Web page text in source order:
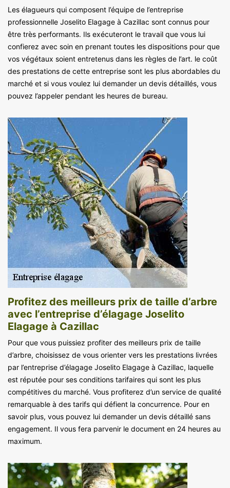
Les élagueurs qui composent l’équipe de l’entreprise
professionnelle Joselito Elagage à Cazillac sont connus pour
être très performants. Ils exécuteront le travail que vous lui
confierez avec soin en prenant toutes les dispositions pour que
vos végétaux soient entretenus dans les règles de l’art. le coût
des prestations de cette entreprise sont les plus abordables du
marché et si vous voulez lui demander un devis détaillés, vous
pouvez l’appeler pendant les heures de bureau.
Profitez des meilleurs prix de taille d’arbre
avec l’entreprise d’élagage Joselito
Elagage à Cazillac
Pour que vous puissiez profiter des meilleurs prix de taille
d’arbre, choisissez de vous orienter vers les prestations livrées
par l’entreprise d’élagage Joselito Elagage à Cazillac, laquelle
est réputée pour ses conditions tarifaires qui sont les plus
compétitives du marché. Vous profiterez d’un service de qualité
remarquable à des tarifs qui défient la concurrence. Pour en
savoir plus, vous pouvez lui demander un devis détaillé sans
engagement. Il vous fera parvenir le document en 24 heures au
maximum.